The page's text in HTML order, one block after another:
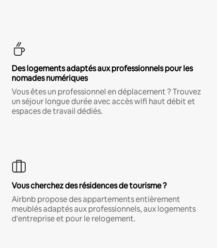
Des logements adaptés aux professionnels pour les
nomades numériques
Vous êtes un professionnel en déplacement ? Trouvez
un séjour longue durée avec accès wifi haut débit et
espaces de travail dédiés.
Vous cherchez des résidences de tourisme ?
Airbnb propose des appartements entièrement
meublés adaptés aux professionnels, aux logements
d'entreprise et pour le relogement.